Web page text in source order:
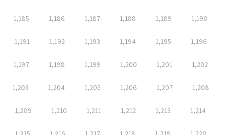
1,185 1,186 1,187 1,188 1,189 1,190
1,191 1,192 1,193 1,194 1,195 1,196
1,197 1,198 1,199 1,200 1,201 1,202
1,203 1,204 1,205 1,206 1,207 1,208
1,209 1,210 1,211 1,212 1,213 1,214